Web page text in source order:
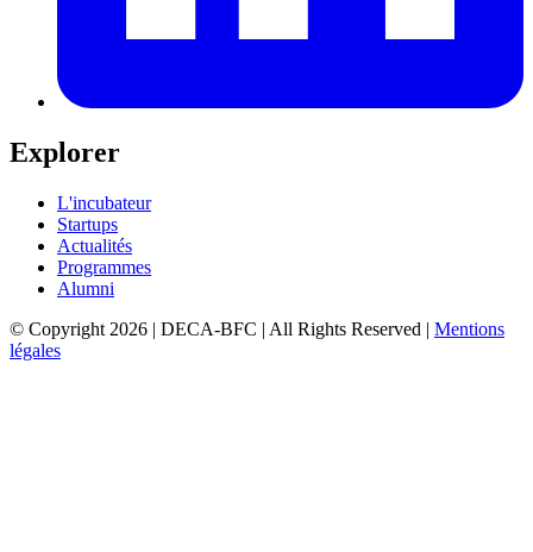
Explorer
L'incubateur
Startups
Actualités
Programmes
Alumni
© Copyright 2026 | DECA-BFC | All Rights Reserved | Mentions
légales